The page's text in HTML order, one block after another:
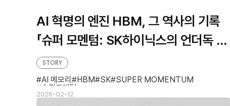
AI 혁명의 엔진 HBM, 그 역사의 기록
「슈퍼 모멘텀: SK하이닉스의 언더독 스
토리」 서평
2026-02-12
STORY
AI 메모리 HBM SK SUPER MOMENTUM
슈퍼모멘텀